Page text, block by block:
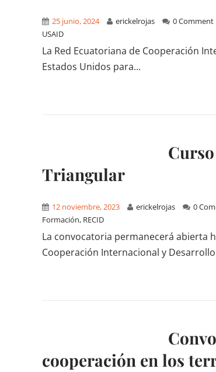
25 junio, 2024 erickelrojas 0 Comment
USAID
La Red Ecuatoriana de Cooperación
Estados Unidos para...
Triangular
12 noviembre, 2023 erickelrojas 0
Formación, RECID
La convocatoria permanecerá abierta
Cooperación Internacional y Desarrollo
cooperación en los